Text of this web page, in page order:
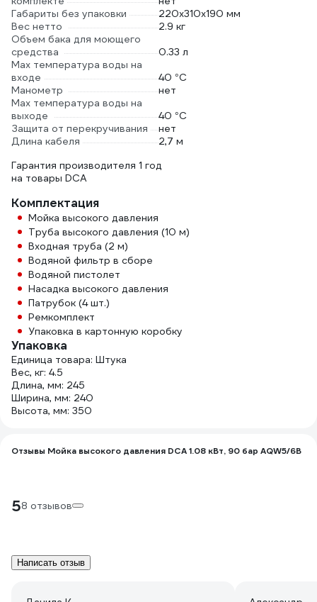
Габариты без упаковки
220х310х190 мм
Вес нетто
2.9 кг
Объем бака для моющего
средства
0.33 л
Max температура воды на
входе
40 °С
Манометр
нет
Max температура воды на
выходе
40 °С
Защита от перекручивания
нет
Длина кабеля
2,7 м
Гарантия производителя 1 год
на товары DCA
Комплектация
Мойка высокого давления
Труба высокого давления (10 м)
Входная труба (2 м)
Водяной фильтр в сборе
Водяной пистолет
Насадка высокого давления
Патрубок (4 шт.)
Ремкомплект
Упаковка в картонную коробку
Упаковка
Единица товара: Штука
Вес, кг: 4.5
Длина, мм: 245
Ширина, мм: 240
Высота, мм: 350
Отзывы Мойка высокого давления DCA 1.08 кВт, 90 бар AQW5/6B
58 отзывов
Написать отзыв